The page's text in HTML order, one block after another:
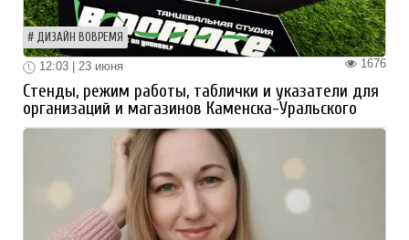
ДИЗАЙН ВОВРЕМЯ
1676
12:03 | 23 июня
Стенды, режим работы, таблички и указатели для
организаций и магазинов Каменска-Уральского